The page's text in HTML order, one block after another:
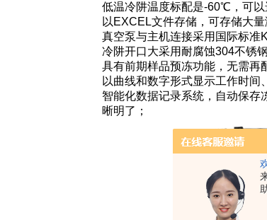
低温冷阱温度标配是-60℃，可
以EXCEL文件存储，可存储大
真空泵与主机连接采用国际标准
冷阱开口大采用耐腐蚀304不锈
具有前期样品预冻功能，无需再
以曲线和数字形式显示工作时间
智能化数据记录系统，自动保存
晰明了；